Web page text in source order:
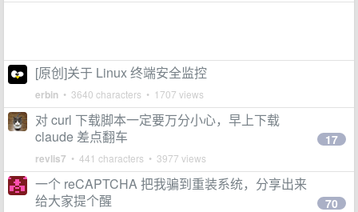
[原创]关于 Linux 终端安全监控
erbin • 3640 characters • 1707 views
对 curl 下载脚本一定要万分小心，早上下载
claude 差点翻车
revlis7 • 441 characters • 3977 views
17
一个 reCAPTCHA 把我骗到重装系统，分享出来
给大家提个醒
70